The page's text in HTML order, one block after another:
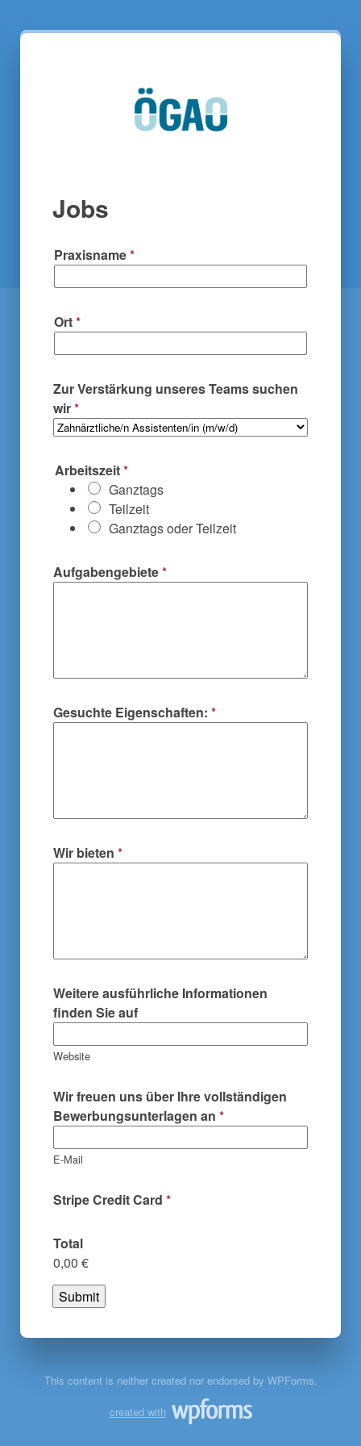
Jobs
Praxisname*
Ort*
Zur Verstärkung unseres Teams suchen
wir*
Arbeitszeit*
Ganztags
Teilzeit
Ganztags oder Teilzeit
Aufgabengebiete*
Gesuchte Eigenschaften: *
Wir bieten *
Weitere ausführliche Informationen
finden Sie auf
Website
Wir freuen uns über Ihre vollständigen
Bewerbungsunterlagen an *
E-Mail
Stripe Credit Card *
Total
0,00 €
Submit
This content is neither created nor endorsed by WPForms.
created with